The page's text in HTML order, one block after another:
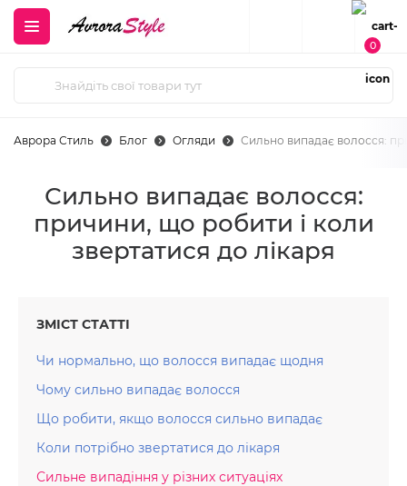
0
Аврора Стиль Блог Огляди Сильно випадає волосся:
Сильно випадає волосся:
причини, що робити і коли
звертатися до лікаря
ЗМІСТ СТАТТІ
Чи нормально, що волосся випадає щодня
Чому сильно випадає волосся
Що робити, якщо волосся сильно випадає
Коли потрібно звертатися до лікаря
Сильне випадіння у різних ситуаціях